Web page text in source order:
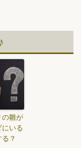
の雛が
にいる
？